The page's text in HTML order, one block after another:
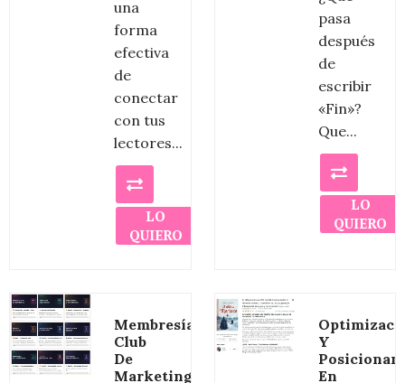
una
forma
efectiva
de
conectar
con tus
lectores...
LO
QUIERO
pasa
después
de
escribir
«Fin»?
Que...
LO
QUIERO
Membresía
Club
De
Marketing
Y
En